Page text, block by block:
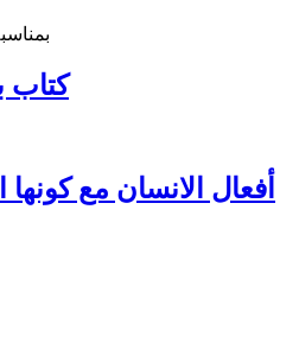
كتاب
أفعال الانسان مع كونها